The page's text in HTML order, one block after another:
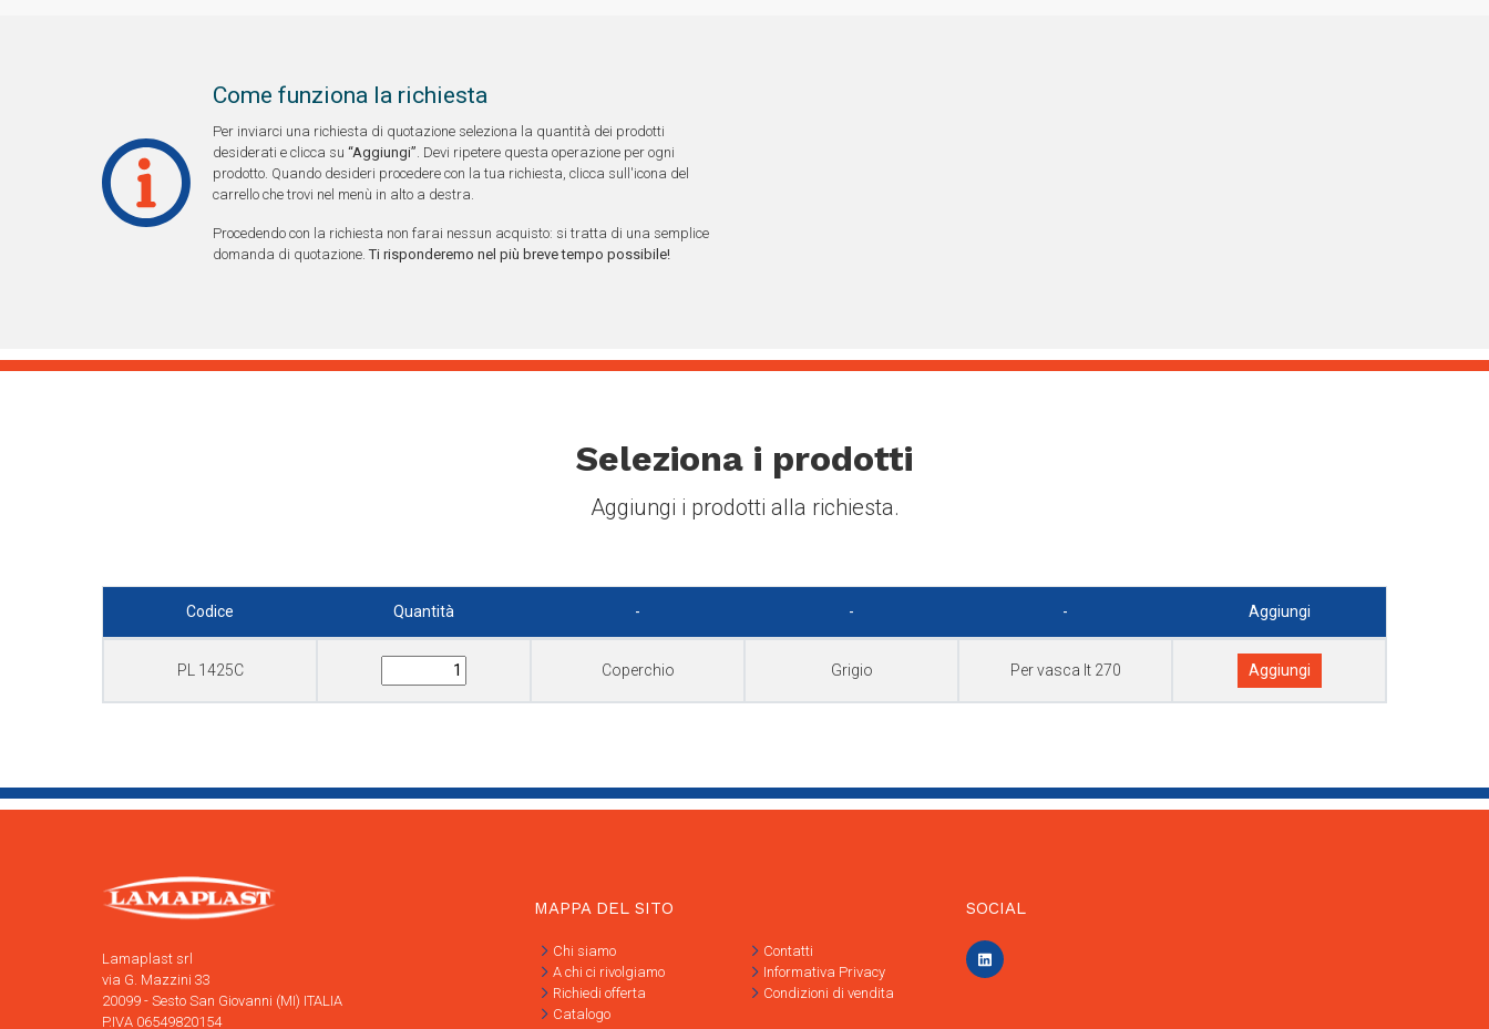
Come funziona la richiesta
Per inviarci una richiesta di quotazione seleziona la quantità dei prodotti
desiderati e clicca su “Aggiungi”. Devi ripetere questa operazione per ogni
prodotto. Quando desideri procedere con la tua richiesta, clicca sull'icona del
carrello che trovi nel menù in alto a destra.
Procedendo con la richiesta non farai nessun acquisto: si tratta di una semplice
domanda di quotazione.Ti risponderemo nel più breve tempo possibile!
Seleziona i prodotti
Aggiungi i prodotti alla richiesta.
Codice Quantità - - - Aggiungi
PL 1425C Coperchio Grigio Per vasca lt 270 Aggiungi
Lamaplast srl
via G. Mazzini 33
20099 - Sesto San Giovanni (MI) ITALIA
P.IVA 06549820154
MAPPA DEL SITO
Chi siamo
A chi ci rivolgiamo
Richiedi offerta
Catalogo
Contatti
Informativa Privacy
Condizioni di vendita
SOCIAL